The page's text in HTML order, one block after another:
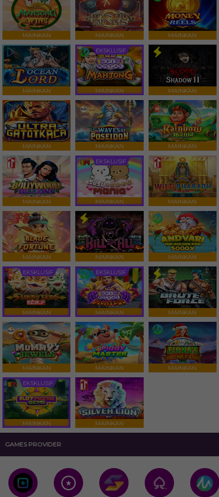
MAINKAN MAINKAN MAINKAN
MAINKAN
EKSKLUSIF
MAINKAN MAINKAN
MAINKAN MAINKAN MAINKAN
MAINKAN
EKSKLUSIF
MAINKAN MAINKAN
MAINKAN MAINKAN MAINKAN
EKSKLUSIF
MAINKAN
EKSKLUSIF
MAINKAN MAINKAN
MAINKAN MAINKAN MAINKAN
EKSKLUSIF
MAINKAN MAINKAN
GAMES PROVIDER